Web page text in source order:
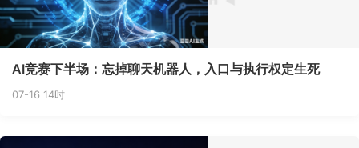
AI竞赛下半场：忘掉聊天机器人，入口与执行权定生死
07-16 14时